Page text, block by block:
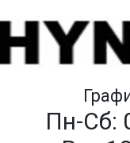
Пн-Сб: